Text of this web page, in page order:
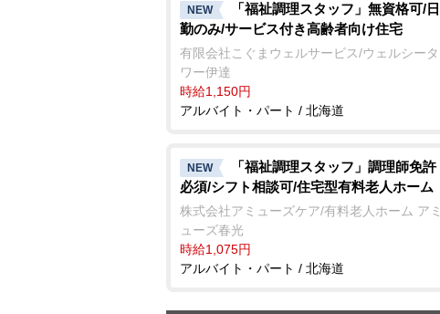
NEW
「福祉調理スタッフ」無資格可/日
勤のみ/サービス付き高齢者向け住宅
有限会社こぐまウェルサービス/ウェルシータ
ワー伊達
時給1,150円
アルバイト・パート / 北海道
NEW
「福祉調理スタッフ」調理師免許
必須/シフト相談可/住宅型有料老人ホーム
株式会社アミューズケア/有料老人ホーム アミ
ューズ春光
時給1,075円
アルバイト・パート / 北海道